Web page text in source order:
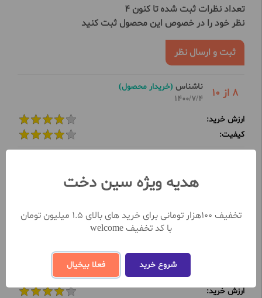
تعداد نظرات ثبت شده تا کنون 4
نظر خود را در خصوص این محصول ثبت کنید
ثبت و ارسال نظر
8 از 10 ناشناس (خریدار محصول)
1400/7/4
ارزش خرید:
کیفیت:
نخوری خوبه.مثل برق لب میمونه ولی رنگیش
کمالی
(خریدار محصول)
ارزش خرید:
هدیه ویژه سین دخت
تخفیف 100هزار تومانی برای خرید های بالای 1.5 میلیون تومان
با کد تخفیف welcome
شروع خرید فعلا بیخیال